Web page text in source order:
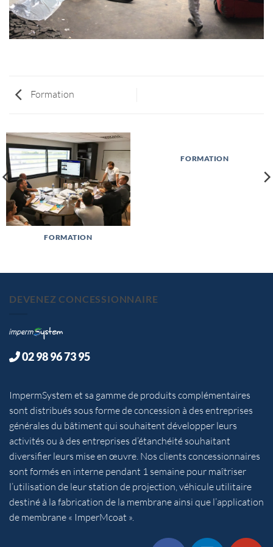
Formation
FORMATION
FORMATION
DEVENEZ CONCESSIONNAIRE
02 98 96 73 95
ImpermSystem et sa gamme de produits complémentaires
sont distribués sous forme de concession à des entreprises
générales du bâtiment qui souhaitent développer leurs
activités ou à des entreprises d’étanchéité souhaitant
diversifier leurs mise en œuvre. Nos clients concessionnaires
sont formés en interne pendant 1 semaine pour maîtriser
l’utilisation de leur station de projection, véhicule utilitaire
destiné à la fabrication de la membrane ainsi que l’application
de membrane « ImperMcoat ».